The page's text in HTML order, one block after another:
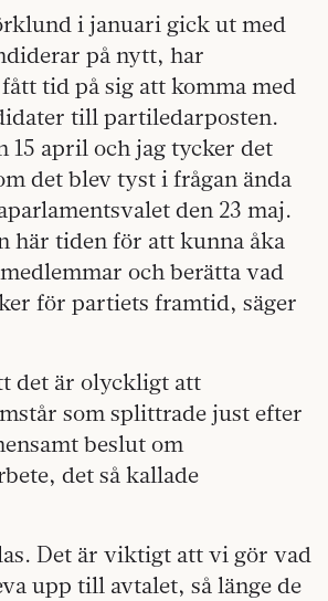
i januari gick ut med
på nytt, har
tid på sig att komma med
till partiledarposten.
15 april och jag tycker det
det blev tyst i frågan ända
den 23 maj.
här tiden för att kunna åka
och berätta vad
för partiets framtid, säger
det är olyckligt att
som splittrade just efter
beslut om
det så kallade
Det är viktigt att vi gör vad
upp till avtalet, så länge de